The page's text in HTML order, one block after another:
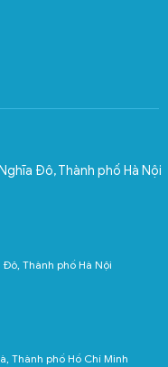
Đô,Thành phố Hà Nội
Thành phố Hà Nội
Thành phố Hồ Chí Minh